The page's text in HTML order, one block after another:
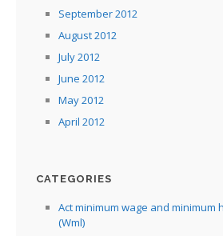
September 2012
August 2012
July 2012
June 2012
May 2012
April 2012
CATEGORIES
Act minimum wage and minimum
(Wml)